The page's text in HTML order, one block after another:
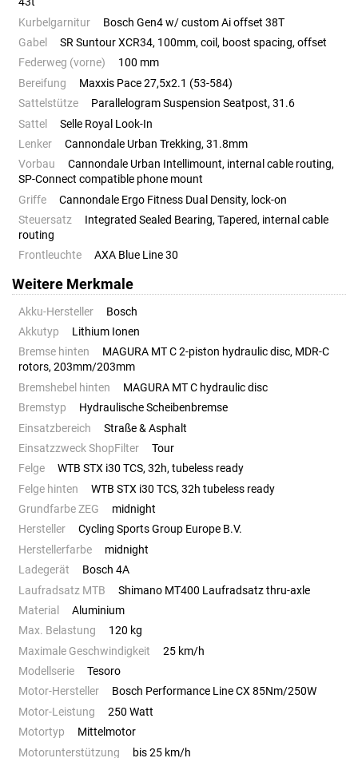
Kurbelgarnitur
Bosch Gen4 w/ custom Ai offset 38T
Gabel
SR Suntour XCR34, 100mm, coil, boost spacing, offset
Federweg (vorne)
100 mm
Bereifung
Maxxis Pace 27,5x2.1 (53-584)
Sattelstütze
Parallelogram Suspension Seatpost, 31.6
Sattel
Selle Royal Look-In
Lenker
Cannondale Urban Trekking, 31.8mm
Vorbau
Cannondale Urban Intellimount, internal cable routing,
SP-Connect compatible phone mount
Griffe
Cannondale Ergo Fitness Dual Density, lock-on
Steuersatz
Integrated Sealed Bearing, Tapered, internal cable
routing
Frontleuchte
AXA Blue Line 30
Weitere Merkmale
Akku-Hersteller
Bosch
Akkutyp
Lithium Ionen
Bremse hinten
MAGURA MT C 2-piston hydraulic disc, MDR-C
rotors, 203mm/203mm
Bremshebel hinten
MAGURA MT C hydraulic disc
Bremstyp
Hydraulische Scheibenbremse
Einsatzbereich
Straße & Asphalt
Einsatzzweck ShopFilter
Tour
Felge
WTB STX i30 TCS, 32h, tubeless ready
Felge hinten
WTB STX i30 TCS, 32h tubeless ready
Grundfarbe ZEG
midnight
Hersteller
Cycling Sports Group Europe B.V.
Herstellerfarbe
midnight
Ladegerät
Bosch 4A
Laufradsatz MTB
Shimano MT400 Laufradsatz thru-axle
Material
Aluminium
Max. Belastung
120 kg
Maximale Geschwindigkeit
25 km/h
Modellserie
Tesoro
Motor-Hersteller
Bosch Performance Line CX 85Nm/250W
Motor-Leistung
250 Watt
Motortyp
Mittelmotor
Motorunterstützung
bis 25 km/h